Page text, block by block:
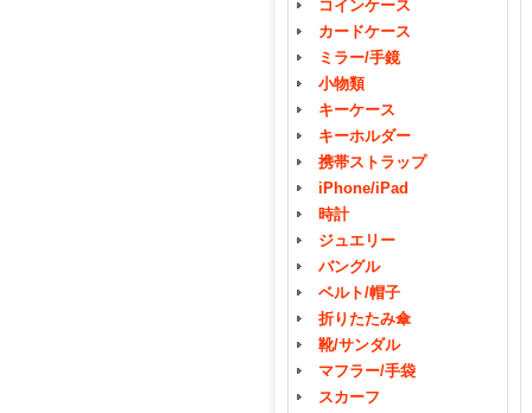
コインケース
カードケース
ミラー/手鏡
小物類
キーケース
キーホルダー
携帯ストラップ
iPhone/iPad
時計
ジュエリー
バングル
ベルト/帽子
折りたたみ傘
靴/サンダル
マフラー/手袋
スカーフ